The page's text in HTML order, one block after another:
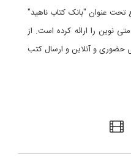
تحت عنوان "بانک کتاب ناهید"
نوین را ارائه کرده است. از
حضوری و آنلاین و ارسال کتب